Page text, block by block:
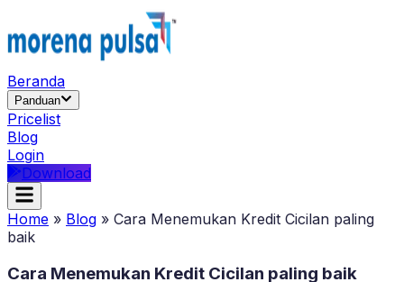
Beranda
Panduan
Pricelist
Blog
Login
Download
Home » Blog » Cara Menemukan Kredit Cicilan paling
baik
Cara Menemukan Kredit Cicilan paling baik